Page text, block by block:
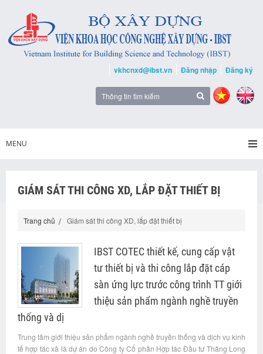
vkhcnxd@ibst.vn Đăng nhập Đăng ký
MENU
GIÁM SÁT THI CÔNG XD, LẮP ĐẶT THIẾT BỊ
Trang chủ Giám sát thi công XD, lắp đặt thiết bị
IBST COTEC thiết kế, cung cấp vật
tư thiết bị và thi công lắp đặt cáp
sàn ứng lực trước công trình TT giới
thiệu sản phẩm ngành nghề truyền
thống và dị
Trung tâm giới thiệu sản phẩm ngành nghề truyền thống và dịch vụ kinh
tế hợp tác xã là dự án do Công ty Cổ phần Hợp tác Đầu tư Thăng Long